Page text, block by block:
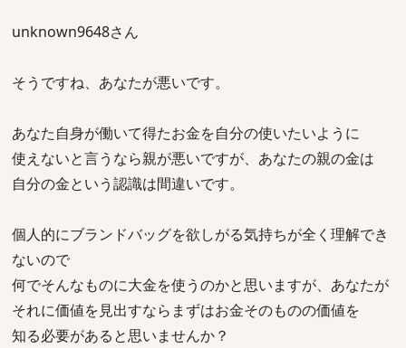
unknown9648さん
そうですね、あなたが悪いです。
あなた自身が働いて得たお金を自分の使いたいように
使えないと言うなら親が悪いですが、あなたの親の金は
自分の金という認識は間違いです。
個人的にブランドバッグを欲しがる気持ちが全く理解でき
ないので
何でそんなものに大金を使うのかと思いますが、あなたが
それに価値を見出すならまずはお金そのものの価値を
知る必要があると思いませんか？